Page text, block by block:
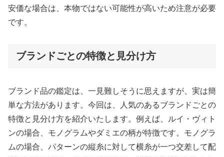
安価な場合は、本物ではない可能性が高いため注意が必要
です。
ブランドごとの特徴と見分け方
ブランド品の鑑定は、一見難しそうに思えますが、実は簡
単な方法があります。今回は、人気のあるブランドごとの
特徴と見分け方を紹介いたします。例えば、ルイ・ヴィト
ンの場合、モノグラムやダミエの柄が特徴です。モノグラ
ムの場合、パターンの縦糸に対して横糸が一つ交差して配